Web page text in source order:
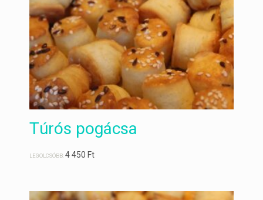
Túrós pogácsa
LEGOLCSÓBB:4 450Ft